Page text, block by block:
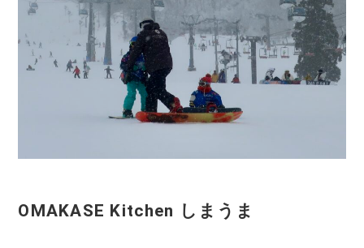
OMAKASE Kitchen しまうま